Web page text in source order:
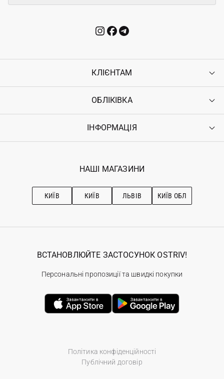
КЛІЄНТАМ
Контакти
Повернення
Гарантія
ОБЛІКІВКА
Увійти
Ostriv Club+
ІНФОРМАЦІЯ
Наші магазини
Рекомендації з догляду
НАШІ МАГАЗИНИ
КИЇВ КИЇВ ЛЬВІВ КИЇВ ОБЛ
Політика конфіденційності
Публічний договір
ВСТАНОВЛЮЙТЕ ЗАСТОСУНОК OSTRIV!
Персональні пропозиції та швидкі покупки